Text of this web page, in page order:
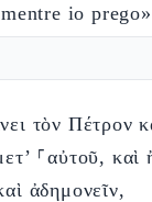
io
τὸν Πέτρον
⸀αὐτοῦ, καὶ
ἀδημονεῖν,